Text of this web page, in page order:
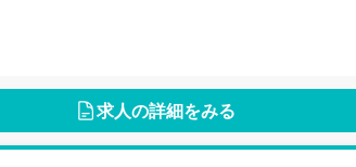
求人の詳細をみる